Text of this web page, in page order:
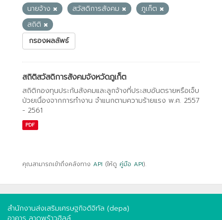
นายจ้าง
สวัสดิการสังคม
ภูเก็ต
สถิติ
กรองผลลัพธ์
สถิติสวัสดิการสังคมจังหวัดภูเก็ต
สถิติกองทุนประกันสังคมและลูกจ้างที่ประสบอันตรายหรือเจ็บ
ป่วยเนื่องจากการทํางาน จําแนกตามความร้ายแรง พ.ศ. 2557
- 2561
PDF
คุณสามารถเข้าถึงคลังทาง API (ให้ดู คู่มือ API).
สำนักงานส่งเสริมเศรษฐกิจดิจิทัล (depa)